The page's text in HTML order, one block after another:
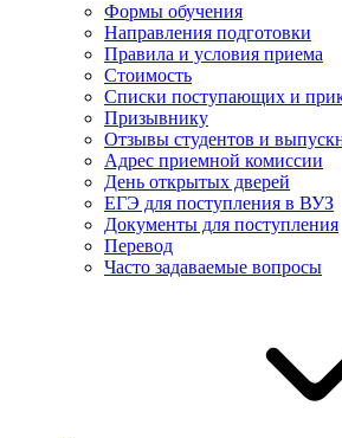
Формы обучения
Направления подготовки
Правила и условия приема
Стоимость
Списки поступающих и
Призывнику
Отзывы студентов и
Адрес приемной комиссии
День открытых дверей
ЕГЭ для поступления в ВУЗ
Документы для поступления
Перевод
Часто задаваемые вопросы